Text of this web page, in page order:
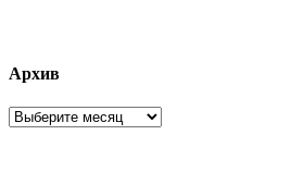
Архив
Архив